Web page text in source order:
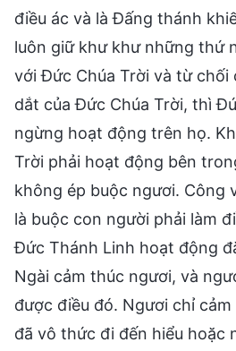
điều ác và là Đấng thánh
luôn giữ khư khư những thứ
với Đức Chúa Trời và từ chối
dắt của Đức Chúa Trời, thì
ngừng hoạt động trên họ.
Trời phải hoạt động bên
không ép buộc ngươi. Công
là buộc con người phải làm
Đức Thánh Linh hoạt động
Ngài cảm thúc ngươi, và
được điều đó. Ngươi chỉ
đã vô thức đi đến hiểu hoặc